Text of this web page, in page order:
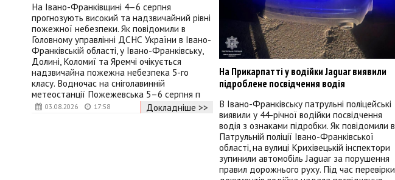
03.08.2026 17:58
На Івано-Франківщині 4–6 серпня
прогнозують високий та надзвичайний рівні
пожежної небезпеки. Як повідомили в
Головному управлінні ДСНС України в Івано-
Франківській області, у Івано-Франківську,
Долині, Коломиї та Яремчі очікується
надзвичайна пожежна небезпека 5-го
класу. Водночас на сніголавинній
метеостанції Пожежевська 5–6 серпня п
Докладніше >>
На Прикарпатті у водійки Jaguar виявили
підроблене посвідчення водія
В Івано-Франківську патрульні поліцейські
виявили у 44-річної водійки посвідчення
водія з ознаками підробки. Як повідомили в
Патрульній поліції Івано-Франківської
області, на вулиці Крихівецькій інспектори
зупинили автомобіль Jaguar за порушення
правил дорожнього руху. Під час перевірки